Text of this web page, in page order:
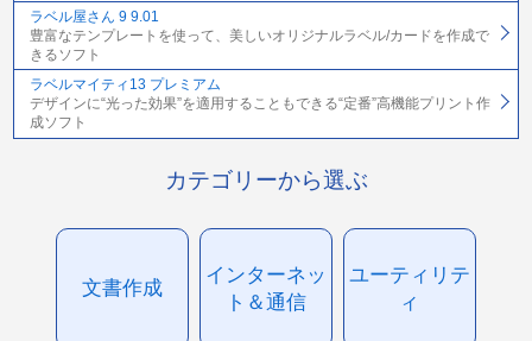
ラベル屋さん 9 9.01
豊富なテンプレートを使って、美しいオリジナルラベル/カードを作成で
きるソフト
ラベルマイティ13 プレミアム
デザインに“光った効果”を適用することもできる“定番”高機能プリント作
成ソフト
カテゴリーから選ぶ
文書作成
インターネッ
ト＆通信
ユーティリテ
ィ